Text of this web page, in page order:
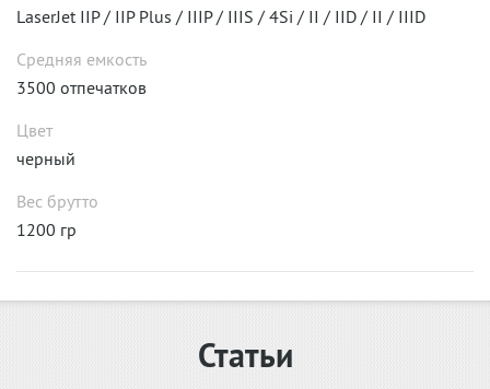
LaserJet IIP / IIP Plus / IIIP / IIIS / 4Si / II / IID / II / IIID
Средняя емкость
3500 отпечатков
Цвет
черный
Вес брутто
1200 гр
Статьи